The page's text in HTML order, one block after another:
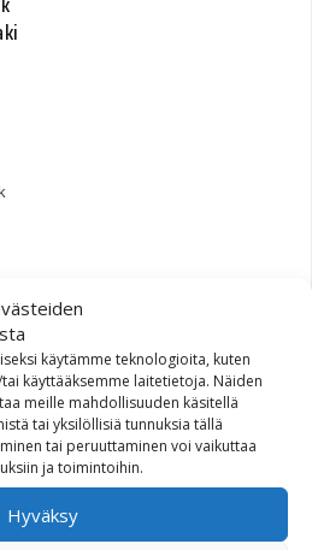
käytämme teknologioita, kuten
käyttääksemme laitetietoja. Näiden
meille mahdollisuuden käsitellä
tai yksilöllisiä tunnuksia tällä
tai peruuttaminen voi vaikuttaa
ja toimintoihin.
Hyväksy